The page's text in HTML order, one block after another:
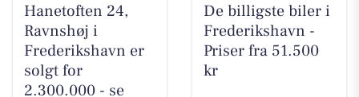
Hanetoften 24,
Ravnshøj i
Frederikshavn er
solgt for
2.300.000 - se
De billigste biler i
Frederikshavn -
Priser fra 51.500
kr